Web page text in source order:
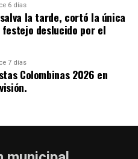
6 días
la tarde, cortó la única
deslucido por el
7 días
Colombinas 2026 en